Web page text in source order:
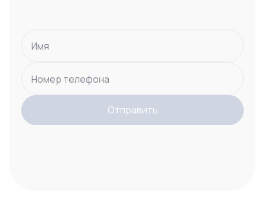
Имя
Номер телефона
Отправить